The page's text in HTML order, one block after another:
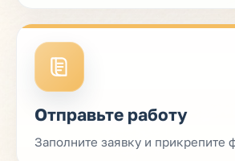
Отправьте работу
Заполните заявку и прикрепите